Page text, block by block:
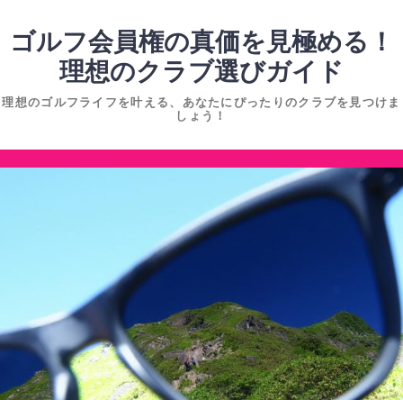
ツ
ゴルフ会員権の真価を見極める！
理想のクラブ選びガイド
理想のゴルフライフを叶える、あなたにぴったりのクラブを見つけま
しょう！
コ
キ
プ